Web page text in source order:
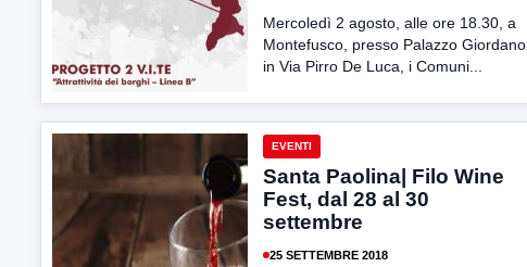
Mercoledì 2 agosto, alle ore 18.30, a
Montefusco, presso Palazzo Giordano
in Via Pirro De Luca, i Comuni...
EVENTI
Santa Paolina| Filo Wine
Fest, dal 28 al 30
settembre
25 SETTEMBRE 2018